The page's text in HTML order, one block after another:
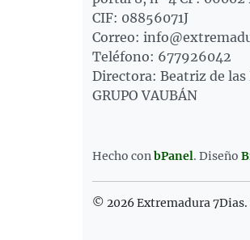
CIF: 08856071J
Correo:
Teléfono: 677926042
Directora: Beatriz de las
GRUPO VAUBÁN
Hecho con bPanel. Diseño
© 2026 Extremadura